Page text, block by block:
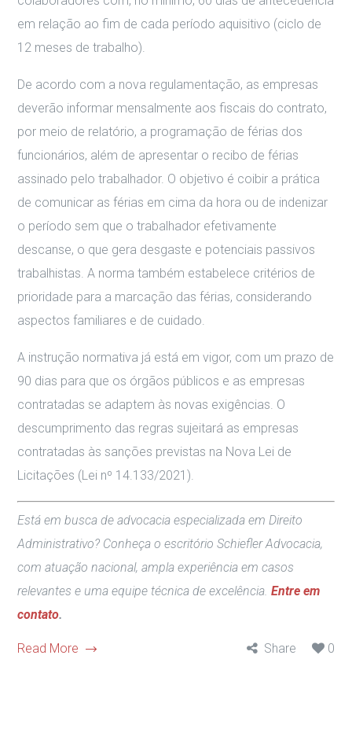
em relação ao fim de cada período aquisitivo (ciclo de
12 meses de trabalho).
De acordo com a nova regulamentação, as empresas
deverão informar mensalmente aos fiscais do contrato,
por meio de relatório, a programação de férias dos
funcionários, além de apresentar o recibo de férias
assinado pelo trabalhador. O objetivo é coibir a prática
de comunicar as férias em cima da hora ou de indenizar
o período sem que o trabalhador efetivamente
descanse, o que gera desgaste e potenciais passivos
trabalhistas. A norma também estabelece critérios de
prioridade para a marcação das férias, considerando
aspectos familiares e de cuidado.
A instrução normativa já está em vigor, com um prazo de
90 dias para que os órgãos públicos e as empresas
contratadas se adaptem às novas exigências. O
descumprimento das regras sujeitará as empresas
contratadas às sanções previstas na Nova Lei de
Licitações (Lei nº 14.133/2021).
Está em busca de advocacia especializada em Direito
Administrativo? Conheça o escritório Schiefler Advocacia,
com atuação nacional, ampla experiência em casos
relevantes e uma equipe técnica de excelência.Entre em
contato.
Read More Share 0